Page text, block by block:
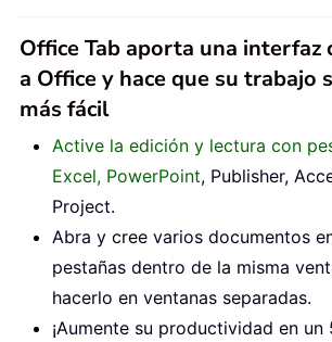
Office Tab aporta una interfaz
a Office y hace que su trabajo
más fácil
Active la edición y lectura con
Excel, PowerPoint, Publisher,
Project.
Abra y cree varios documentos
pestañas dentro de la misma
hacerlo en ventanas separadas.
¡Aumente su productividad en un